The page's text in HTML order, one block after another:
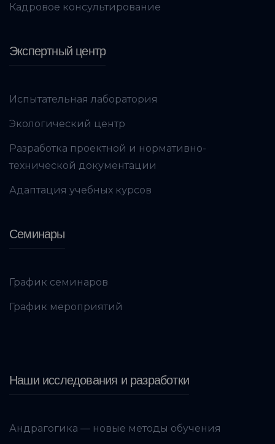
Кадровое консультирование
Экспертный центр
Испытательная лаборатория
Экологический центр
Разработка проектной и нормативно-
технической документации
Адаптация учебных курсов
Семинары
График семинаров
График мероприятий
Наши исследования и разработки
Андрагогика — новые методы обучения